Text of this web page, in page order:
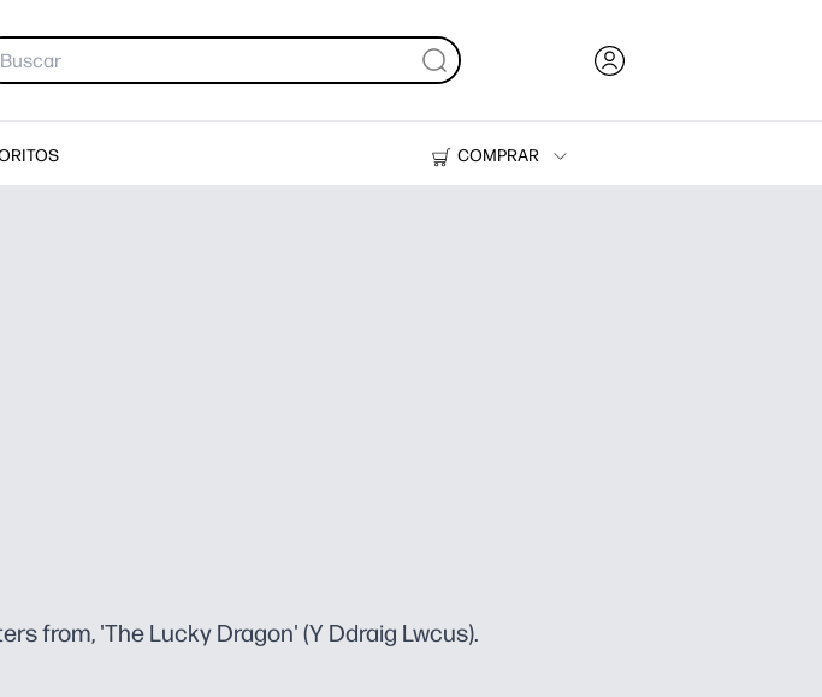
COMPRAR
from, 'The Lucky Dragon' (Y Ddraig Lwcus).